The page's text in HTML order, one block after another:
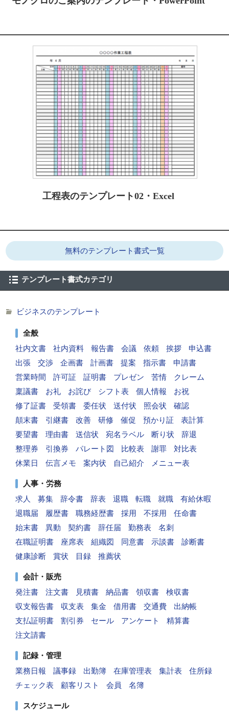
工程表のテンプレート02・Excel
無料のテンプレート書式一覧
テンプレート書式カテゴリ
ビジネスのテンプレート
全般
社内文書
社内資料 報告書 会議 依頼 挨拶
申込書
出張
交渉 企画書 計画書 提案 指示書
申請書
営業時間
許可証 証明書 プレゼン 苦情
クレーム
稟議書
お礼 お詫び シフト表 個人情報
お祝
修了証書
受領書 委任状 送付状 照会状
確認
顛末書
引継書 改善 研修 催促 預かり証
表計算
要望書
理由書 送信状 宛名ラベル 断り状
辞退
整理券
引換券 パレート図 比較表 謝罪
対比表
休業日
伝言メモ 案内状 自己紹介 メニュー表
人事・労務
求人
募集 辞令書 辞表 退職 転職 就職
有給休暇
退職届
履歴書 職務経歴書 採用 不採用
任命書
始末書
異動 契約書 辞任届 勤務表
名刺
在職証明書
座席表 組織図 同意書 示談書
診断書
健康診断
賞状 目録 推薦状
会計・販売
発注書
注文書 見積書 納品書 領収書
検収書
収支報告書
収支表 集金 借用書 交通費
出納帳
支払証明書
割引券 セール アンケート
精算書
注文請書
記録・管理
業務日報
議事録 出勤簿 在庫管理表 集計表
住所録
チェック表
顧客リスト 会員 名簿
スケジュール